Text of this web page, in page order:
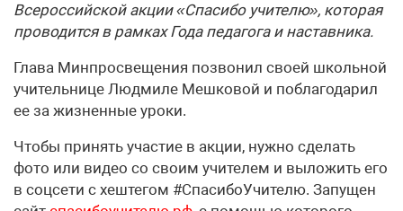
Всероссийской акции «Спасибо учителю», которая
проводится в рамках Года педагога и наставника.
Глава Минпросвещения позвонил своей школьной
учительнице Людмиле Мешковой и поблагодарил
ее за жизненные уроки.
Чтобы принять участие в акции, нужно сделать
фото или видео со своим учителем и выложить его
в соцсети с хештегом #СпасибоУчителю. Запущен